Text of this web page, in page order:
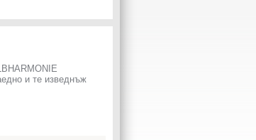
и те изведнъж